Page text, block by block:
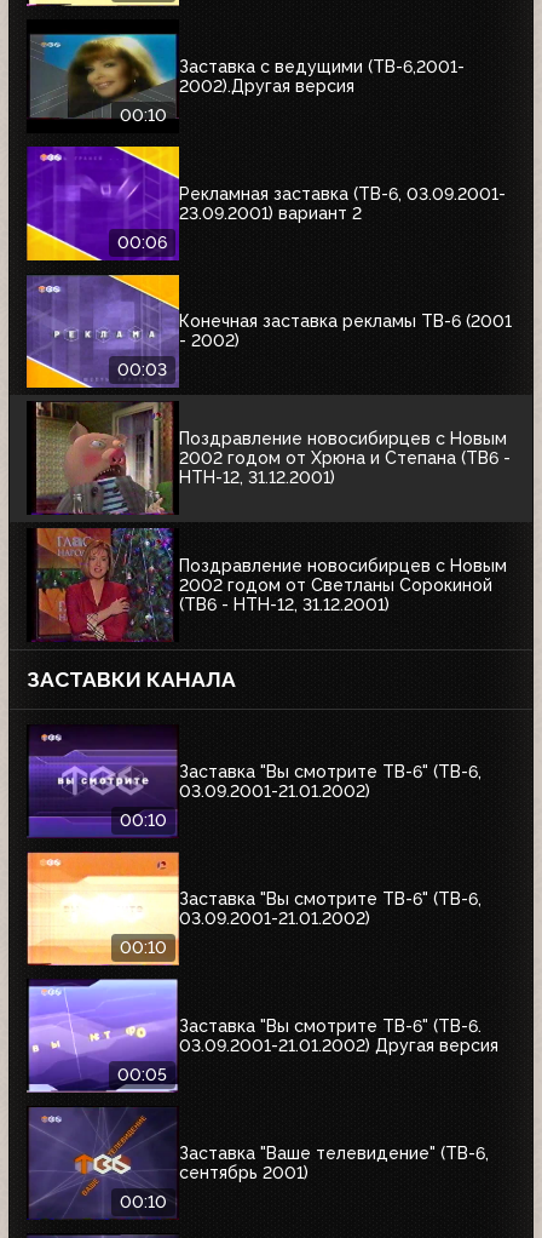
00:10
Заставка с ведущими (ТВ-6,2001-
2002).Другая версия
00:06
Рекламная заставка (ТВ-6, 03.09.2001-
23.09.2001) вариант 2
00:03
Конечная заставка рекламы ТВ-6 (2001
- 2002)
Поздравление новосибирцев с Новым
2002 годом от Хрюна и Степана (ТВ6 -
НТН-12, 31.12.2001)
Поздравление новосибирцев с Новым
2002 годом от Светланы Сорокиной
(ТВ6 - НТН-12, 31.12.2001)
ЗАСТАВКИ КАНАЛА
00:10
Заставка "Вы смотрите ТВ-6" (ТВ-6,
03.09.2001-21.01.2002)
00:10
Заставка "Вы смотрите ТВ-6" (ТВ-6,
03.09.2001-21.01.2002)
00:05
Заставка "Вы смотрите ТВ-6" (ТВ-6.
03.09.2001-21.01.2002) Другая версия
00:10
Заставка "Ваше телевидение" (ТВ-6,
сентябрь 2001)